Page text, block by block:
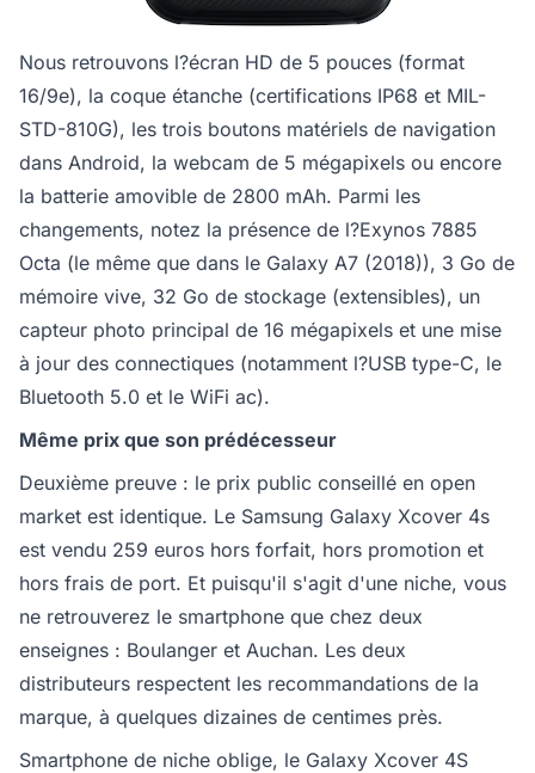
Nous retrouvons l?écran HD de 5 pouces (format
16/9e), la coque étanche (certifications IP68 et MIL-
STD-810G), les trois boutons matériels de navigation
dans Android, la webcam de 5 mégapixels ou encore
la batterie amovible de 2800 mAh. Parmi les
changements, notez la présence de l?Exynos 7885
Octa (le même que dans le Galaxy A7 (2018)), 3 Go de
mémoire vive, 32 Go de stockage (extensibles), un
capteur photo principal de 16 mégapixels et une mise
à jour des connectiques (notamment l?USB type-C, le
Bluetooth 5.0 et le WiFi ac).
Même prix que son prédécesseur
Deuxième preuve : le prix public conseillé en open
market est identique. Le Samsung Galaxy Xcover 4s
est vendu 259 euros hors forfait, hors promotion et
hors frais de port. Et puisqu'il s'agit d'une niche, vous
ne retrouverez le smartphone que chez deux
enseignes : Boulanger et Auchan. Les deux
distributeurs respectent les recommandations de la
marque, à quelques dizaines de centimes près.
Smartphone de niche oblige, le Galaxy Xcover 4S